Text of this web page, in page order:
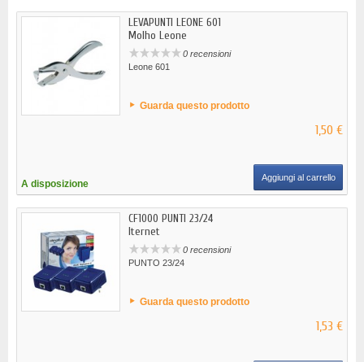
LEVAPUNTI LEONE 601
Molho Leone
0 recensioni
Leone 601
Guarda questo prodotto
1,50 €
A disposizione
Aggiungi al carrello
CF1000 PUNTI 23/24
Iternet
0 recensioni
PUNTO 23/24
Guarda questo prodotto
1,53 €